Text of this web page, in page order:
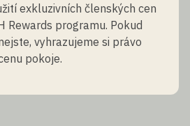
exkluzivních členských cen
Rewards programu. Pokud
vyhrazujeme si právo
pokoje.